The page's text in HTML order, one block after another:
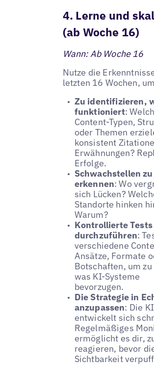
4. Lerne und
(ab Woche 16)
Wann: Ab Woche 16
Nutze die
letzten 16 Wochen,
Zu identifizieren,
funktioniert:
Content-Typen,
oder Themen
konsistent
Erwähnungen?
Erfolge.
Schwachstellen zu
erkennen: Wo
sich Lücken?
Standorte hinken
Warum?
Kontrollierte Tests
durchzuführen:
verschiedene
Ansätze, Formate
Botschaften, um zu
was KI-Systeme
bevorzugen.
Die Strategie in
anzupassen: Die
entwickelt sich
Regelmäßiges
ermöglicht es dir,
reagieren, bevor
Sichtbarkeit